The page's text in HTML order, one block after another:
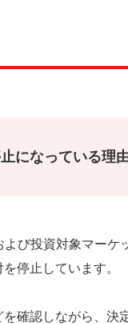
になっている理
び投資対象マー
停止しています。
確認しながら、決